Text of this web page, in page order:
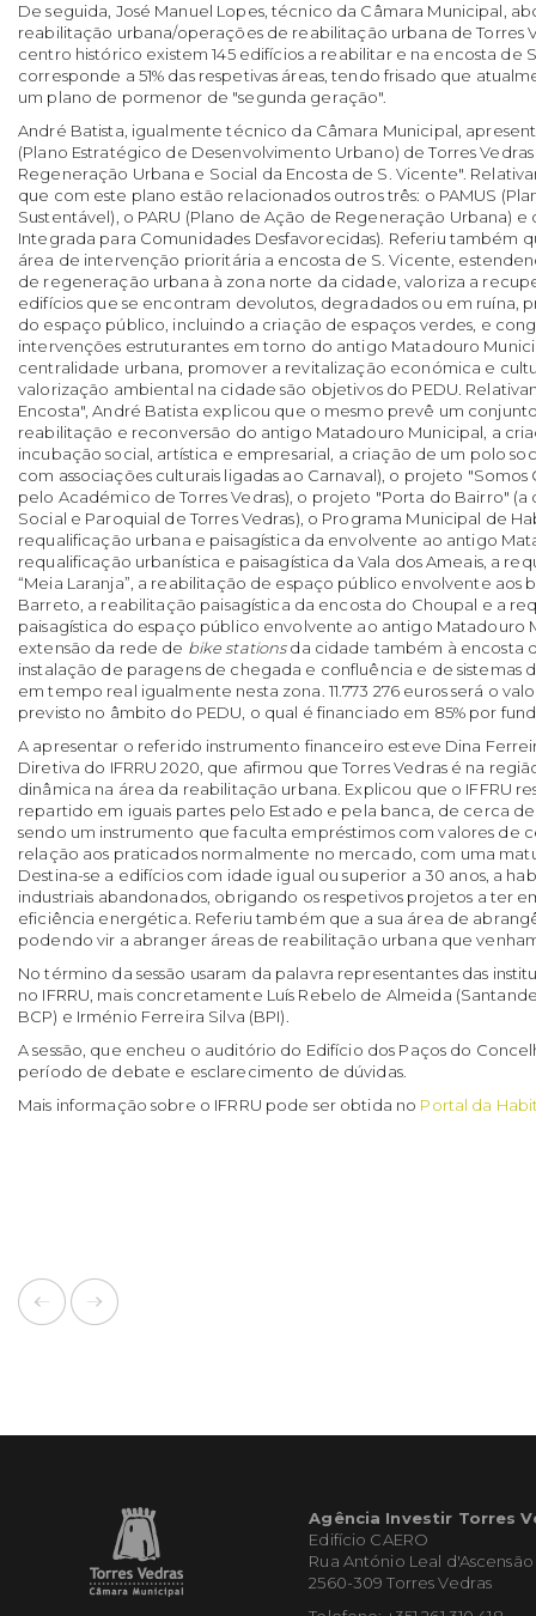
De seguida, José Manuel Lopes, técnico da Câmara Municipal,
reabilitação urbana/operações de reabilitação urbana de Torres
centro histórico existem 145 edifícios a reabilitar e na encosta de
corresponde a 51% das respetivas áreas, tendo frisado que
um plano de pormenor de "segunda geração".
André Batista, igualmente técnico da Câmara Municipal,
(Plano Estratégico de Desenvolvimento Urbano) de Torres
Regeneração Urbana e Social da Encosta de S. Vicente".
que com este plano estão relacionados outros três: o PAMUS
Sustentável), o PARU (Plano de Ação de Regeneração Urbana) e
Integrada para Comunidades Desfavorecidas). Referiu também
área de intervenção prioritária a encosta de S. Vicente,
de regeneração urbana à zona norte da cidade, valoriza a
edifícios que se encontram devolutos, degradados ou em ruína,
do espaço público, incluindo a criação de espaços verdes, e
intervenções estruturantes em torno do antigo Matadouro
centralidade urbana, promover a revitalização económica e
valorização ambiental na cidade são objetivos do PEDU.
Encosta", André Batista explicou que o mesmo prevê um
reabilitação e reconversão do antigo Matadouro Municipal, a
incubação social, artística e empresarial, a criação de um polo
com associações culturais ligadas ao Carnaval), o projeto
pelo Académico de Torres Vedras), o projeto "Porta do Bairro"
Social e Paroquial de Torres Vedras), o Programa Municipal de
requalificação urbana e paisagística da envolvente ao antigo
requalificação urbanística e paisagística da Vala dos Ameais, a
“Meia Laranja”, a reabilitação de espaço público envolvente aos
Barreto, a reabilitação paisagística da encosta do Choupal e a
paisagística do espaço público envolvente ao antigo Matadouro
extensão da rede de bike stationsda cidade também à encosta
instalação de paragens de chegada e confluência e de sistemas
em tempo real igualmente nesta zona. 11.773 276 euros será o
previsto no âmbito do PEDU, o qual é financiado em 85% por
A apresentar o referido instrumento financeiro esteve Dina
Diretiva do IFRRU 2020, que afirmou que Torres Vedras é na
dinâmica na área da reabilitação urbana. Explicou que o IFFRU
repartido em iguais partes pelo Estado e pela banca, de cerca de
sendo um instrumento que faculta empréstimos com valores de
relação aos praticados normalmente no mercado, com uma
Destina-se a edifícios com idade igual ou superior a 30 anos, a
industriais abandonados, obrigando os respetivos projetos a ter
eficiência energética. Referiu também que a sua área de
podendo vir a abranger áreas de reabilitação urbana que
No término da sessão usaram da palavra representantes das
no IFRRU, mais concretamente Luís Rebelo de Almeida
BCP) e Irménio Ferreira Silva (BPI).
A sessão, que encheu o auditório do Edifício dos Paços do
período de debate e esclarecimento de dúvidas.
Mais informação sobre o IFRRU pode ser obtida no Portal da
Agência Investir Torres
Edifício CAERO
Rua António Leal d'Ascensão
2560-309 Torres Vedras